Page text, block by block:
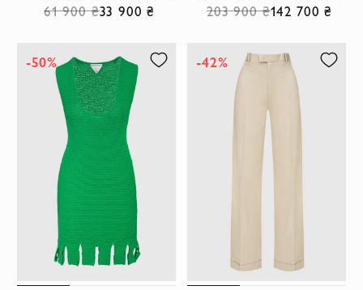
61 900 ₴33 900 ₴ 203 900 ₴142 700 ₴
-50% -42%